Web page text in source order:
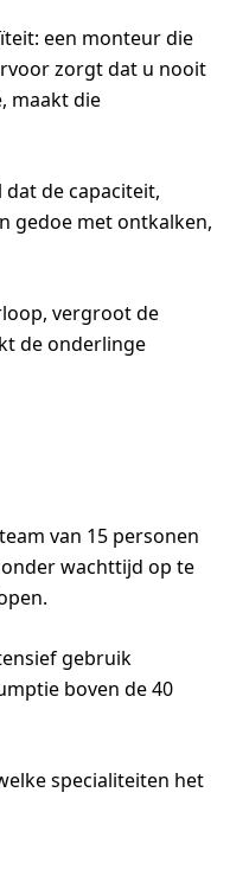
een monteur die
zorgt dat u nooit
maakt die
de capaciteit,
gedoe met ontkalken,
vergroot de
de onderlinge
van 15 personen
wachttijd op te
gebruik
boven de 40
specialiteiten het